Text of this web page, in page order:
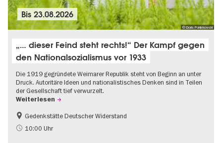
© Doris Poklekowski
Bis23.08.2026
„… dieser Feind steht rechts!“ Der Kampf gegen
den Nationalsozialismus vor 1933
Die 1919 gegründete Weimarer Republik steht von Beginn an unter
Druck. Autoritäre Ideen und nationalistisches Denken sind in Teilen
der Gesellschaft tief verwurzelt.
Weiterlesen
Gratis
NS-Geschichte
Gedenkstätte Deutscher Widerstand
10:00 Uhr